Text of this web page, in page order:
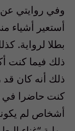
وفي روايتي
أستعير أشياء
بطلا لرواية.
ذلك فيما كنت
ذلك أنه كان قد
كنت حاضرا في
أشخاص لم